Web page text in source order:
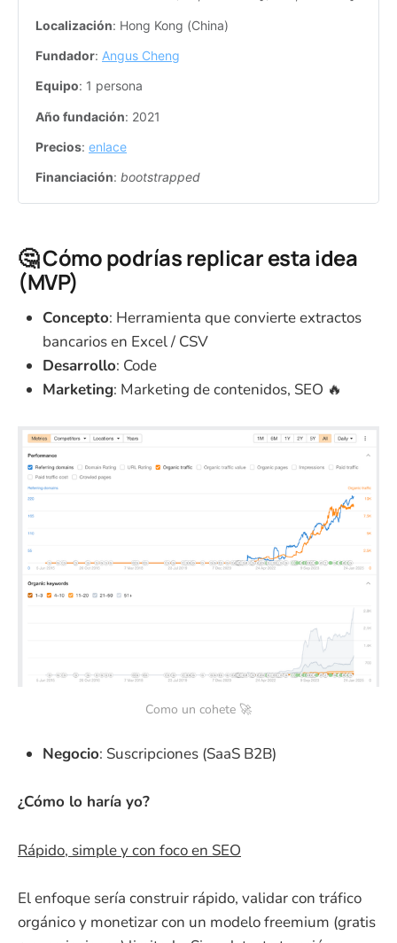
Localización: Hong Kong (China)
Fundador: Angus Cheng
Equipo: 1 persona
Año fundación: 2021
Precios: enlace
Financiación: bootstrapped
🤔 Cómo podrías replicar esta idea
(MVP)
Concepto: Herramienta que convierte extractos
bancarios en Excel / CSV
Desarrollo: Code
Marketing: Marketing de contenidos, SEO 🔥
Como un cohete 🚀
Negocio: Suscripciones (SaaS B2B)
¿Cómo lo haría yo?
Rápido, simple y con foco en SEO
El enfoque sería construir rápido, validar con tráfico
orgánico y monetizar con un modelo freemium (gratis